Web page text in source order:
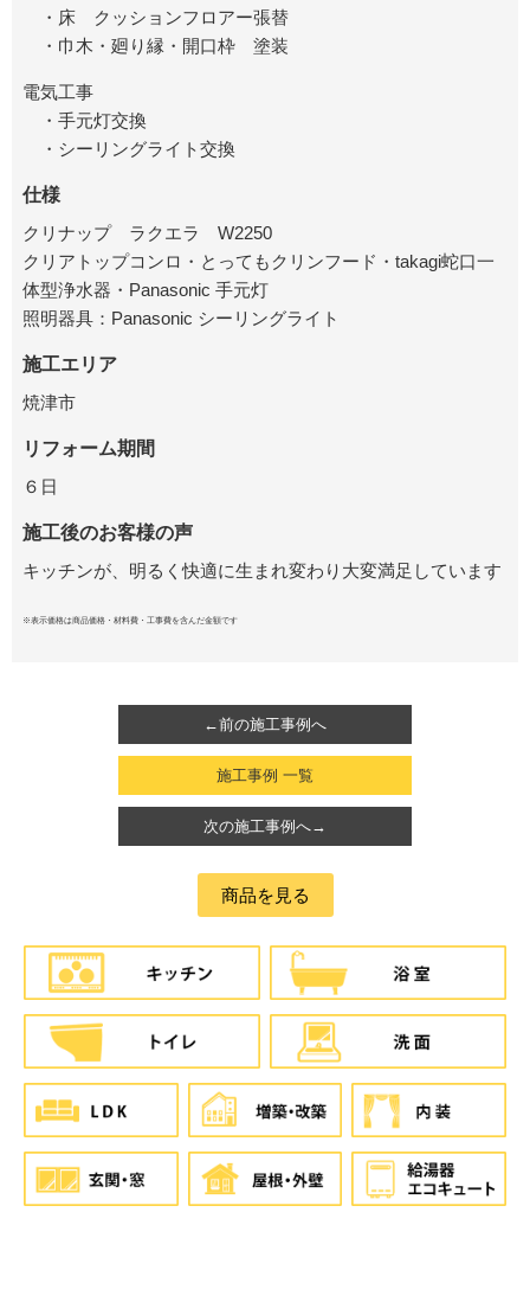
・床 クッションフロアー張替
・巾木・廻り縁・開口枠 塗装
電気工事
・手元灯交換
・シーリングライト交換
仕様
クリナップ ラクエラ W2250
クリアトップコンロ・とってもクリンフード・takagi蛇口一
体型浄水器・Panasonic 手元灯
照明器具：Panasonic シーリングライト
施工エリア
焼津市
リフォーム期間
６日
施工後のお客様の声
キッチンが、明るく快適に生まれ変わり大変満足しています
※表示価格は商品価格・材料費・工事費を含んだ金額です
←前の施工事例へ
施工事例 一覧
次の施工事例へ→
商品を見る